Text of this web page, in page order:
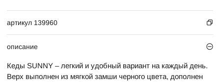
артикул 139960
описание
Кеды SUNNY – легкий и удобный вариант на каждый день.
Верх выполнен из мягкой замши черного цвета, дополнен